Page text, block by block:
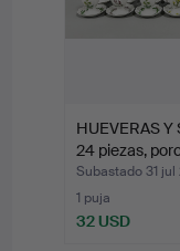
HUEVERAS Y
24 piezas,
Subastado 31
1 puja
32 USD